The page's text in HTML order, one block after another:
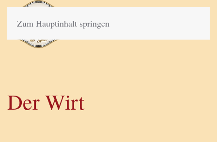
Zum Hauptinhalt springen
Der Wirt